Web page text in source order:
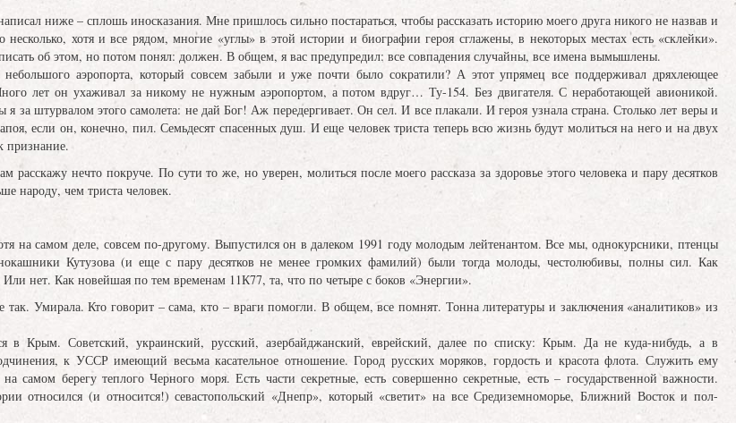
ниже – сплошь иносказания. Мне пришлось сильно постараться, чтобы рассказать историю моего друга никого не назвав и
хотя и все рядом, многие «углы» в этой истории и биографии героя сглажены, в некоторых местах есть «склейки».
об этом, но потом понял: должен. В общем, я вас предупредил: все совпадения случайны, все имена вымышлены.
аэропорта, который совсем забыли и уже почти было сократили? А этот упрямец все поддерживал дряхлеющее
лет он ухаживал за никому не нужным аэропортом, а потом вдруг… Ту-154. Без двигателя. С неработающей авионикой.
за штурвалом этого самолета: не дай Бог! Аж передергивает. Он сел. И все плакали. И героя узнала страна. Столько лет веры и
если он, конечно, пил. Семьдесят спасенных душ. И еще человек триста теперь всю жизнь будут молиться на него и на двух
признание.
расскажу нечто покруче. По сути то же, но уверен, молиться после моего рассказа за здоровье этого человека и пару десятков
народу, чем триста человек.
на самом деле, совсем по-другому. Выпустился он в далеком 1991 году молодым лейтенантом. Все мы, однокурсники, птенцы
Кутузова (и еще с пару десятков не менее громких фамилий) были тогда молоды, честолюбивы, полны сил. Как
нет. Как новейшая по тем временам 11К77, та, что по четыре с боков «Энергии».
так. Умирала. Кто говорит – сама, кто – враги помогли. В общем, все помнят. Тонна литературы и заключения «аналитиков» из
в Крым. Советский, украинский, русский, азербайджанский, еврейский, далее по списку: Крым. Да не куда-нибудь, а в
к УССР имеющий весьма касательное отношение. Город русских моряков, гордость и красота флота. Служить ему
самом берегу теплого Черного моря. Есть части секретные, есть совершенно секретные, есть – государственной важности.
относился (и относится!) севастопольский «Днепр», который «светит» на все Средиземноморье, Ближний Восток и пол-